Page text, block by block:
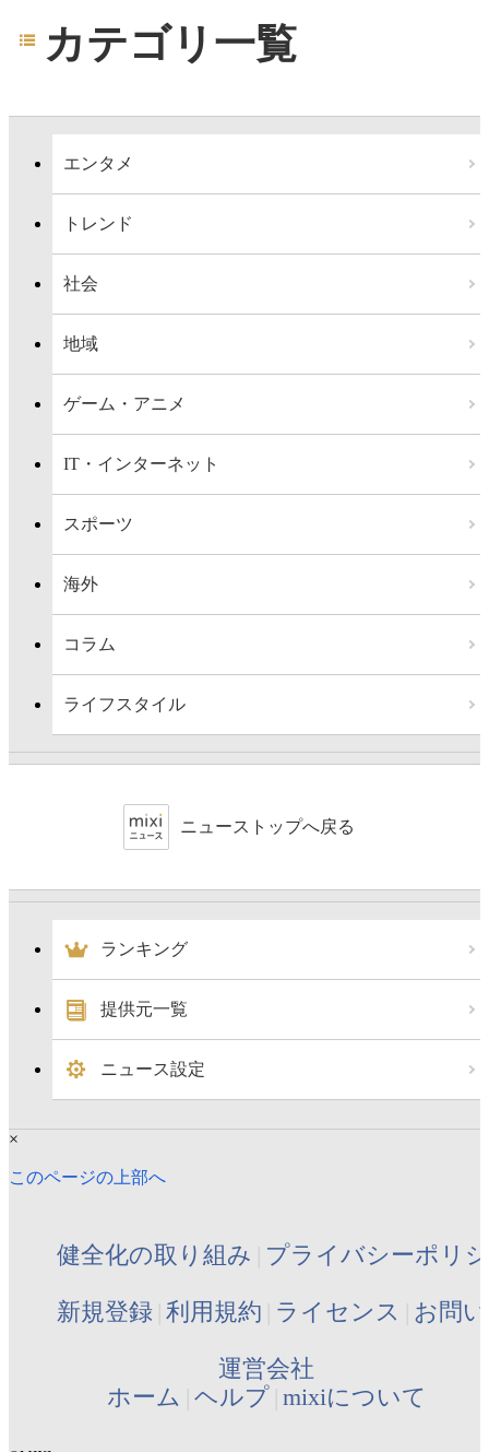
カテゴリ一覧
エンタメ
トレンド
社会
地域
ゲーム・アニメ
IT・インターネット
スポーツ
海外
コラム
ライフスタイル
ニューストップへ戻る
ランキング
提供元一覧
ニュース設定
×
このページの上部へ
健全化の取り組み プライバシーポリ
新規登録 利用規約 ライセンス お問
運営会社
ホーム ヘルプ mixiについて